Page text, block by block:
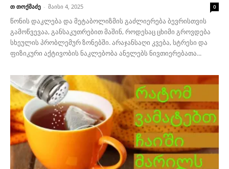
თ თოქმაძე - მაისი 4, 2025 0
წონის დაკლება და მეტაბოლიზმის გაძლიერება ბევრისთვის
გამოწვევაა, განსაკუთრებით მაშინ, როდესაც ცხიმი გროვდება
სხეულის პრობლემურ ზონებში. არაჯანსაღი კვება, სტრესი და
ფიზიკური აქტივობის ნაკლებობა ანელებს ნივთიერებათა...